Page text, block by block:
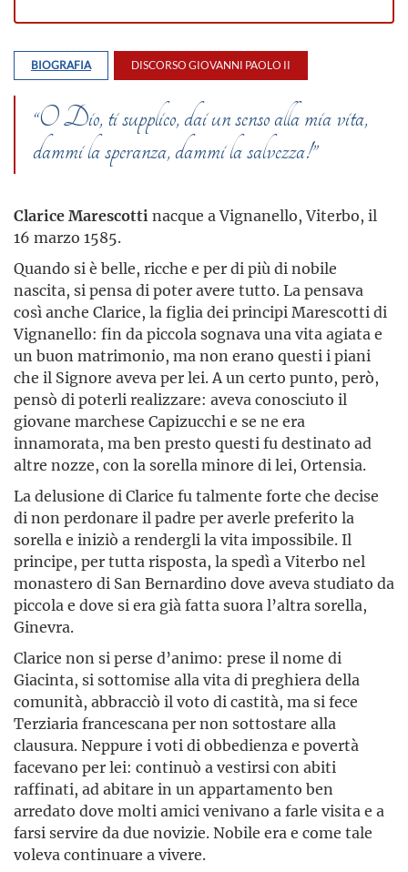
BIOGRAFIA DISCORSO GIOVANNI PAOLO II
“O Dio, ti supplico, dai un senso alla mia vita,
dammi la speranza, dammi la salvezza!”
Clarice Marescotti nacque a Vignanello, Viterbo, il
16 marzo 1585.
Quando si è belle, ricche e per di più di nobile
nascita, si pensa di poter avere tutto. La pensava
così anche Clarice, la figlia dei principi Marescotti di
Vignanello: fin da piccola sognava una vita agiata e
un buon matrimonio, ma non erano questi i piani
che il Signore aveva per lei. A un certo punto, però,
pensò di poterli realizzare: aveva conosciuto il
giovane marchese Capizucchi e se ne era
innamorata, ma ben presto questi fu destinato ad
altre nozze, con la sorella minore di lei, Ortensia.
La delusione di Clarice fu talmente forte che decise
di non perdonare il padre per averle preferito la
sorella e iniziò a rendergli la vita impossibile. Il
principe, per tutta risposta, la spedì a Viterbo nel
monastero di San Bernardino dove aveva studiato da
piccola e dove si era già fatta suora l’altra sorella,
Ginevra.
Clarice non si perse d’animo: prese il nome di
Giacinta, si sottomise alla vita di preghiera della
comunità, abbracciò il voto di castità, ma si fece
Terziaria francescana per non sottostare alla
clausura. Neppure i voti di obbedienza e povertà
facevano per lei: continuò a vestirsi con abiti
raffinati, ad abitare in un appartamento ben
arredato dove molti amici venivano a farle visita e a
farsi servire da due novizie. Nobile era e come tale
voleva continuare a vivere.